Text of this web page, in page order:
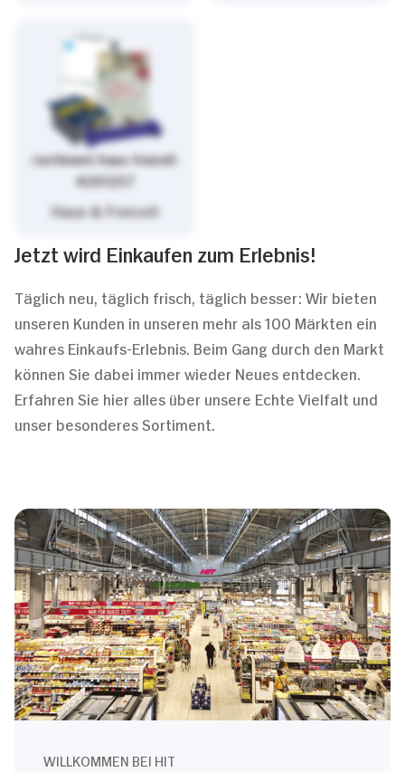
/sortiment/haus-freizeit-
4261257
Haus & Freizeit
Jetzt wird Einkaufen zum Erlebnis!
Täglich neu, täglich frisch, täglich besser: Wir bieten
unseren Kunden in unseren mehr als 100 Märkten ein
wahres Einkaufs-Erlebnis. Beim Gang durch den Markt
können Sie dabei immer wieder Neues entdecken.
Erfahren Sie hier alles über unsere Echte Vielfalt und
unser besonderes Sortiment.
WILLKOMMEN BEI HIT